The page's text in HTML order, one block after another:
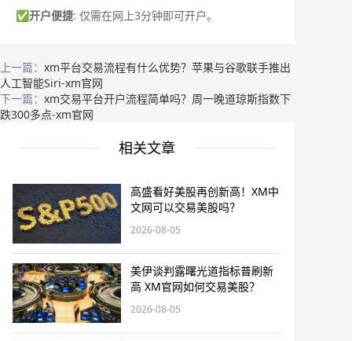
✅开户便捷: 仅需在网上3分钟即可开户。
上一篇： xm平台交易流程有什么优势？苹果与谷歌联手推出
人工智能Siri-xm官网
下一篇： xm交易平台开户流程简单吗？周一晚道琼斯指数下
跌300多点-xm官网
相关文章
高盛看好美股再创新高！XM中
文网可以交易美股吗？
2026-08-05
美伊谈判露曙光道指标普刷新
高 XM官网如何交易美股？
2026-08-05